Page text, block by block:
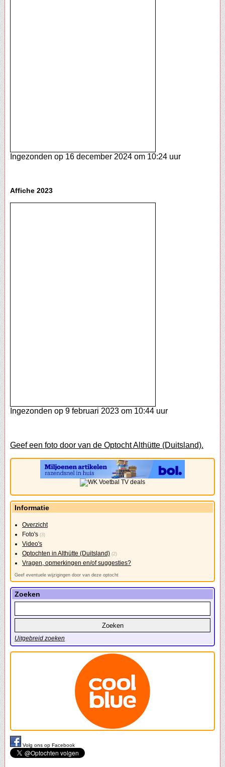
Ingezonden op 16 december 2024 om 10:24 uur
Affiche 2023
Ingezonden op 9 februari 2023 om 10:44 uur
Geef een foto door van de Optocht Althütte (Duitsland).
Informatie
Overzicht
Foto's (3)
Video's
Optochten in Althütte (Duitsland) (2)
Vragen, opmerkingen en/of suggesties?
Geef eventuele wijzigingen door van deze optocht
Zoeken
Uitgebreid zoeken
Volg ons op Facebook